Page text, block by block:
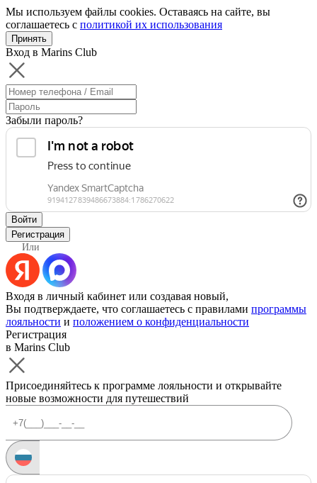
Мы используем файлы cookies. Оставаясь на сайте, вы
соглашаетесь с политикой их использования
Принять
Вход в Marins Club
Забыли пароль?
Войти
Регистрация
Или
Входя в личный кабинет или создавая новый,
Вы подтверждаете, что соглашаетесь с правилами программы
лояльности и положением о конфиденциальности
Регистрация
в Marins Club
Присоединяйтесь к программе лояльности и открывайте
новые возможности для путешествий